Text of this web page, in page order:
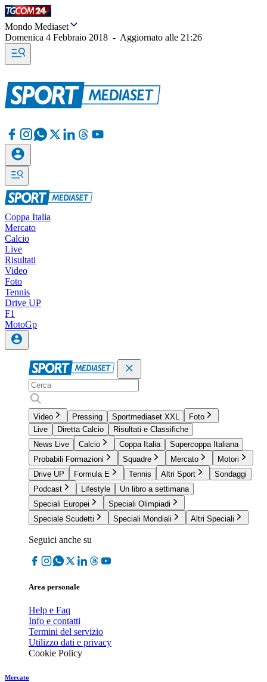
Mondo Mediaset
Domenica 4 Febbraio 2018 - Aggiornato alle 21:26
Coppa Italia
Mercato
Calcio
Live
Risultati
Video
Foto
Tennis
Drive UP
F1
MotoGp
Video Pressing Sportmediaset XXL
Foto
Live
Diretta Calcio
Risultati e Classifiche
News Live
Calcio Coppa Italia
Supercoppa Italiana
Probabili Formazioni
Squadre Mercato
Motori
Drive UP
Formula E Tennis Altri Sport
Sondaggi
Podcast
Lifestyle
Un libro a settimana
Speciali Europei
Speciali Olimpiadi
Speciale Scudetti
Speciali Mondiali Altri Speciali
Seguici anche su
Area personale
Help e Faq
Info e contatti
Termini del servizio
Utilizzo dati e privacy
Cookie Policy
Mercato